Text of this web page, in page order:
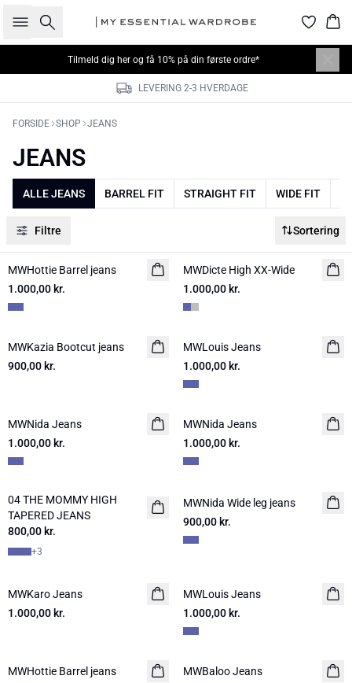
Søg
Tilmeld dig her og få 10% på din første ordre*
LEVERING 2-3 HVERDAGE
FORSIDE SHOP JEANS
JEANS
ALLE JEANS BARREL FIT STRAIGHT FIT WIDE FIT
Filtre Sortering
NYHED
LIMITED EDITION
MWHottie Barrel jeans
1.000,00 kr.
NYHED
MWDicte High XX-Wide
1.000,00 kr.
NYHED
MWKazia Bootcut jeans
900,00 kr.
NYHED
LIMITED EDITION
MWLouis Jeans
1.000,00 kr.
NYHED
LIMITED EDITION
MWNida Jeans
1.000,00 kr.
NYHED
LIMITED EDITION
MWNida Jeans
1.000,00 kr.
NYHED
04 THE MOMMY HIGH
TAPERED JEANS
800,00 kr.
+3
NYHED
MWNida Wide leg jeans
900,00 kr.
NYHED
MWKaro Jeans
1.000,00 kr.
NYHED
LIMITED EDITION
MWLouis Jeans
1.000,00 kr.
NYHED
MWHottie Barrel jeans
NYHED
MWBaloo Jeans